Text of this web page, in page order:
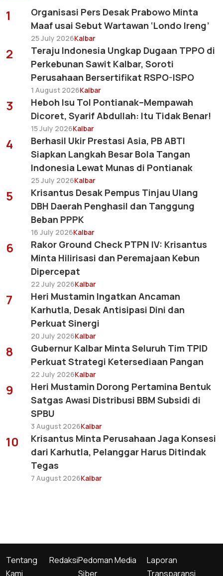
1
Organisasi Pers Desak Prabowo Minta
Maaf usai Sebut Wartawan ‘Londo Ireng’
25 July 2026Kalbar
2
Teraju Indonesia Ungkap Dugaan TPPO di
Perkebunan Sawit Kalbar, Soroti
Perusahaan Bersertifikat RSPO-ISPO
1 August 2026Kalbar
3
Heboh Isu Tol Pontianak–Mempawah
Dicoret, Syarif Abdullah: Itu Tidak Benar!
15 July 2026Kalbar
4
Berhasil Ukir Prestasi Asia, PB ABTI
Siapkan Langkah Besar Bola Tangan
Indonesia Lewat Munas di Pontianak
25 July 2026Kalbar
5
Krisantus Desak Pempus Tinjau Ulang
DBH Daerah Penghasil dan Tanggung
Beban PPPK
16 July 2026Kalbar
6
Rakor Ground Check PTPN IV: Krisantus
Minta Hilirisasi dan Peremajaan Kebun
Dipercepat
22 July 2026Kalbar
7
Heri Mustamin Ingatkan Ancaman
Karhutla, Desak Antisipasi Dini dan
Perkuat Sinergi
20 July 2026Kalbar
8
Gubernur Kalbar Minta Seluruh Tim TPID
Perkuat Strategi Ketersediaan Pangan
22 July 2026Kalbar
9
Heri Mustamin Dorong Pertamina Bentuk
Satgas Awasi Distribusi BBM Subsidi di
SPBU
3 August 2026Kalbar
10
Krisantus Minta Perusahaan Jaga Konsesi
dari Karhutla, Pelanggar Harus Ditindak
Tegas
7 August 2026Kalbar
Tentang
Kami
RedaksiPedoman Media
Siber
Laporan
Transparansi